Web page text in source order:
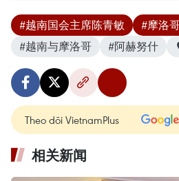
#越南国会主席陈青敏
#摩洛
#越南与摩洛哥
#阿赫努什
Theo dõi VietnamPlus
相关新闻